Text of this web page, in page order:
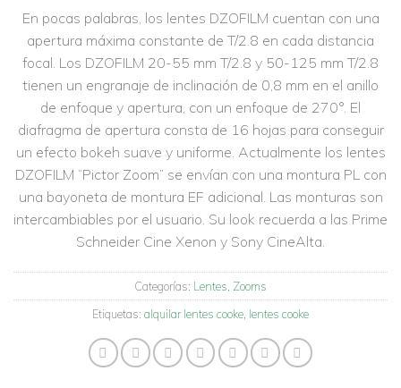
a la
lista de
En pocas palabras, los lentes DZOFILM cuentan con una
apertura máxima constante de T/2.8 en cada distancia
focal. Los DZOFILM 20-55 mm T/2.8 y 50-125 mm T/2.8
tienen un engranaje de inclinación de 0,8 mm en el anillo
de enfoque y apertura, con un enfoque de 270°. El
diafragma de apertura consta de 16 hojas para conseguir
un efecto bokeh suave y uniforme. Actualmente los lentes
DZOFILM “Pictor Zoom” se envían con una montura PL con
una bayoneta de montura EF adicional. Las monturas son
intercambiables por el usuario. Su look recuerda a las Prime
Schneider Cine Xenon y Sony CineAlta.
Categorías: Lentes Zooms
Etiquetas: alquilar lentes cooke lentes cooke